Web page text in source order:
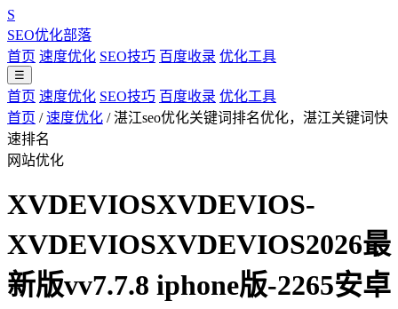
S
SEO优化部落
首页 速度优化 SEO技巧 百度收录 优化工具
☰
首页 速度优化 SEO技巧 百度收录 优化工具
首页 / 速度优化 / 湛江seo优化关键词排名优化，湛江关键词快
速排名
网站优化
XVDEVIOSXVDEVIOS-
XVDEVIOSXVDEVIOS2026最
新版vv7.7.8 iphone版-2265安卓